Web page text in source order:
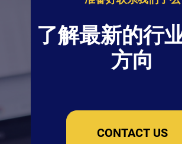
了解最新的行
方向
CONTACT US